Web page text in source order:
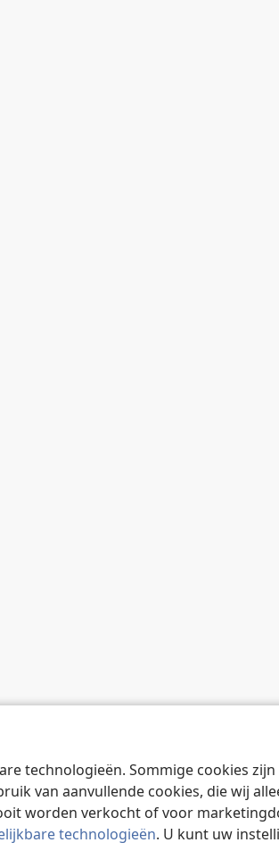
technologieën. Sommige cookies zijn
van aanvullende cookies, die wij
worden verkocht of voor
technologieën. U kunt uw